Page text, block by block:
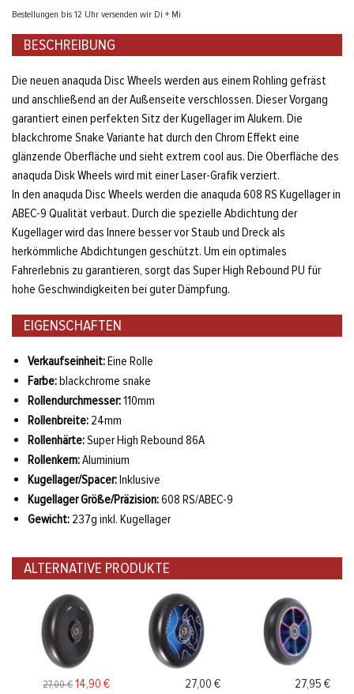
Bestellungen bis 12 Uhr versenden wir Di + Mi
BESCHREIBUNG
Die neuen anaquda Disc Wheels werden aus einem Rohling gefräst
und anschließend an der Außenseite verschlossen. Dieser Vorgang
garantiert einen perfekten Sitz der Kugellager im Alukern. Die
blackchrome Snake Variante hat durch den Chrom Effekt eine
glänzende Oberfläche und sieht extrem cool aus. Die Oberfläche des
anaquda Disk Wheels wird mit einer Laser-Grafik verziert.
In den anaquda Disc Wheels werden die anaquda 608 RS Kugellager in
ABEC-9 Qualität verbaut. Durch die spezielle Abdichtung der
Kugellager wird das Innere besser vor Staub und Dreck als
herkömmliche Abdichtungen geschützt. Um ein optimales
Fahrerlebnis zu garantieren, sorgt das Super High Rebound PU für
hohe Geschwindigkeiten bei guter Dämpfung.
EIGENSCHAFTEN
Verkaufseinheit:Eine Rolle
Farbe:blackchrome snake
Rollendurchmesser:110mm
Rollenbreite: 24mm
Rollenhärte:Super High Rebound 86A
Rollenkern:Aluminium
Kugellager/Spacer:Inklusive
Kugellager Größe/Präzision:608 RS/ABEC-9
Gewicht: 237g inkl. Kugellager
ALTERNATIVE PRODUKTE
27,00 €14,90 €
27,00 €
27,95 €